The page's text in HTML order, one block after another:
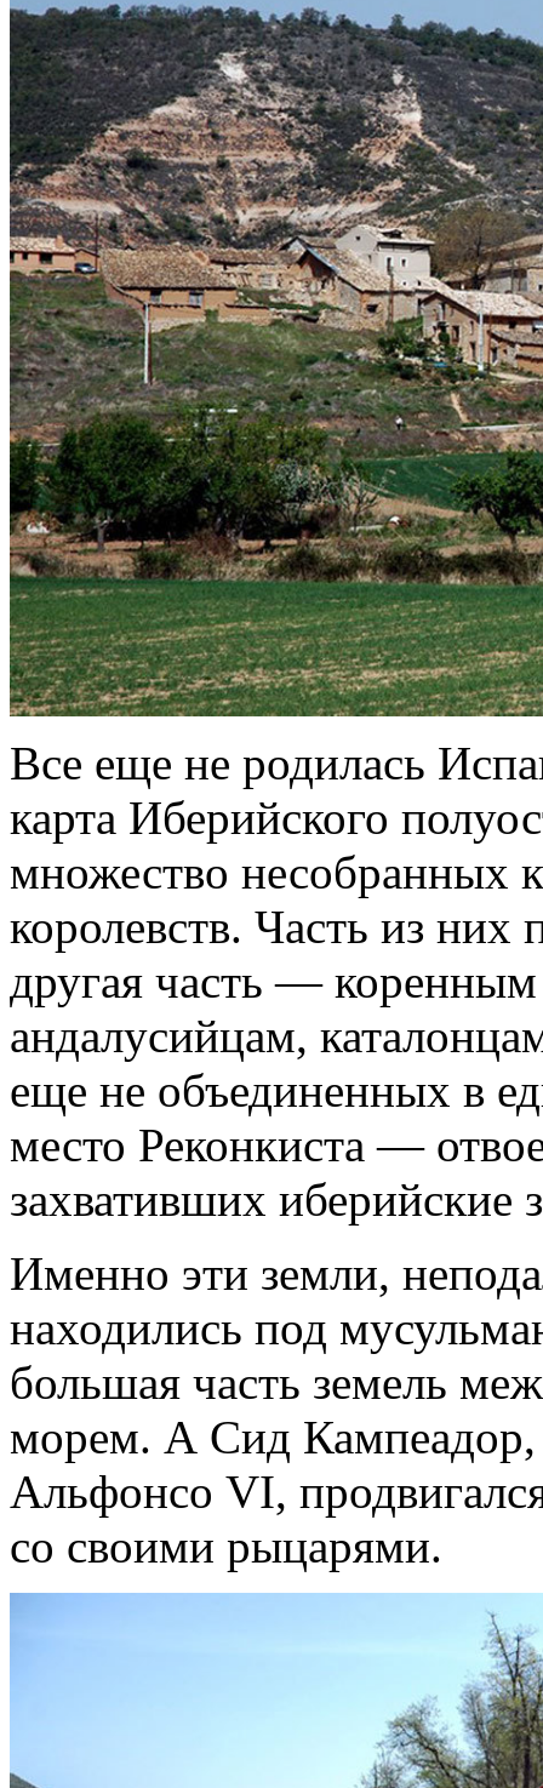
Все еще не родилась
карта Иберийского
множество несобранных
королевств. Часть из
другая часть —
андалусийцам,
еще не объединенных в
место Реконкиста —
захвативших иберийские
Именно эти земли,
находились под
большая часть земель
морем. А Сид Кампеадор,
Альфонсо VI,
со своими рыцарями.